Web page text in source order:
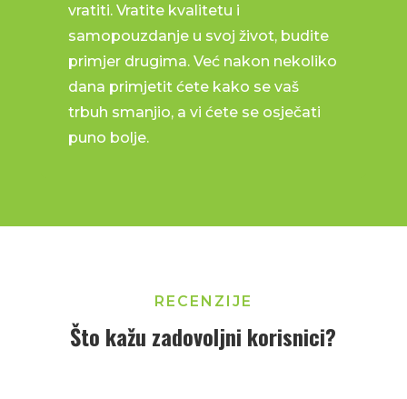
vratiti. Vratite kvalitetu i
samopouzdanje u svoj život, budite
primjer drugima. Već nakon nekoliko
dana primjetit ćete kako se vaš
trbuh smanjio, a vi ćete se osječati
puno bolje.
RECENZIJE
Što kažu zadovoljni korisnici?